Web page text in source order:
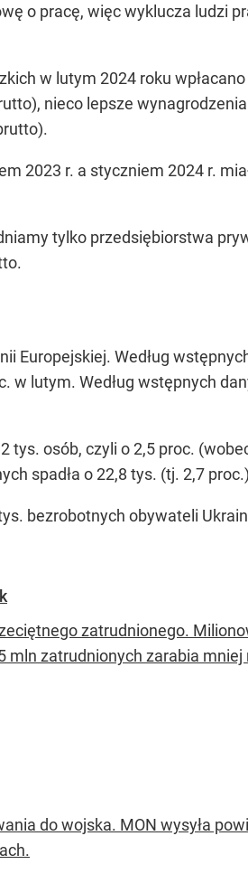
o pracę, więc wyklucza ludzi
w lutym 2024 roku
nieco lepsze
2023 r. a styczniem 2024 r.
tylko przedsiębiorstwa
Europejskiej. Według
w lutym. Według wstępnych
osób, czyli o 2,5 proc.
spadła o 22,8 tys. (tj. 2,7
bezrobotnych obywateli
zatrudnionego.
mln zatrudnionych zarabia
do wojska. MON wysyła